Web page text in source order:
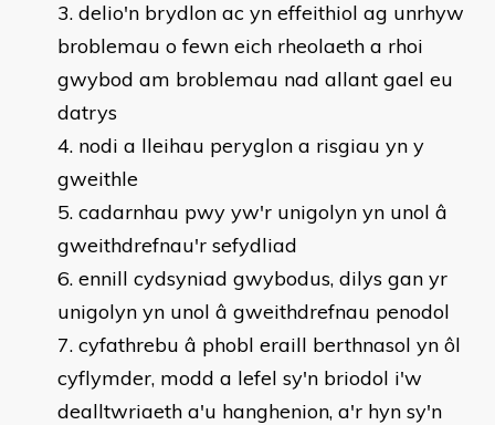
delio'n brydlon ac yn effeithiol ag unrhyw
broblemau o fewn eich rheolaeth a rhoi
gwybod am broblemau nad allant gael eu
datrys
nodi a lleihau peryglon a risgiau yn y
gweithle
cadarnhau pwy yw'r unigolyn yn unol â
gweithdrefnau'r sefydliad
ennill cydsyniad gwybodus, dilys gan yr
unigolyn yn unol â gweithdrefnau penodol
cyfathrebu â phobl eraill berthnasol yn ôl
cyflymder, modd a lefel sy'n briodol i'w
dealltwriaeth a'u hanghenion, a'r hyn sy'n